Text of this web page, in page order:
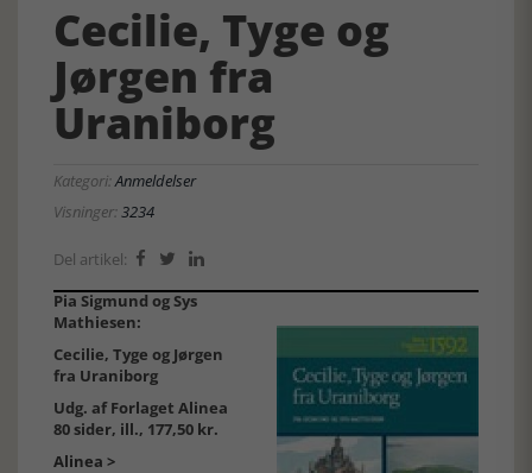
Cecilie, Tyge og
Jørgen fra
Uraniborg
Kategori:Anmeldelser
Visninger:3234
Del artikel:   
Pia Sigmund og Sys
Mathiesen:
Cecilie, Tyge og Jørgen
fra Uraniborg
Udg. af Forlaget Alinea
80 sider, ill., 177,50 kr.
Alinea >